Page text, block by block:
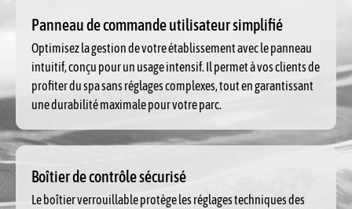
Panneau de commande utilisateur simplifié
Optimisez la gestion de votre établissement avec le panneau
intuitif, conçu pour un usage intensif. Il permet à vos clients de
profiter du spa sans réglages complexes, tout en garantissant
une durabilité maximale pour votre parc.
Boîtier de contrôle sécurisé
Le boîtier verrouillable protège les réglages techniques des